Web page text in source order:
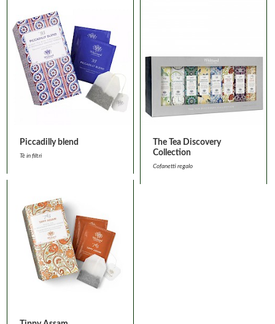
Piccadilly blend
Tè in filtri
The Tea Discovery
Collection
Cofanetti regalo